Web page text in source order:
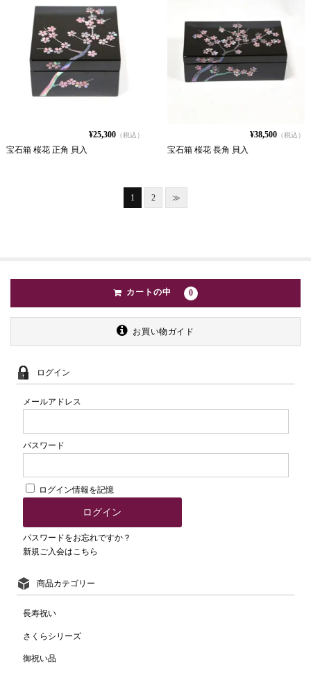
¥25,300（税込）
宝石箱 桜花 正角 貝入
¥38,500 （税込）
宝石箱 桜花 長角 貝入
1 2 ≫
カートの中 0
お買い物ガイド
ログイン
メールアドレス
パスワード
ログイン情報を記憶
パスワードをお忘れですか？
新規ご入会はこちら
商品カテゴリー
長寿祝い
さくらシリーズ
御祝い品